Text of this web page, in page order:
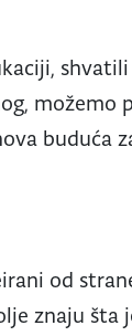
buduća
od
znaju